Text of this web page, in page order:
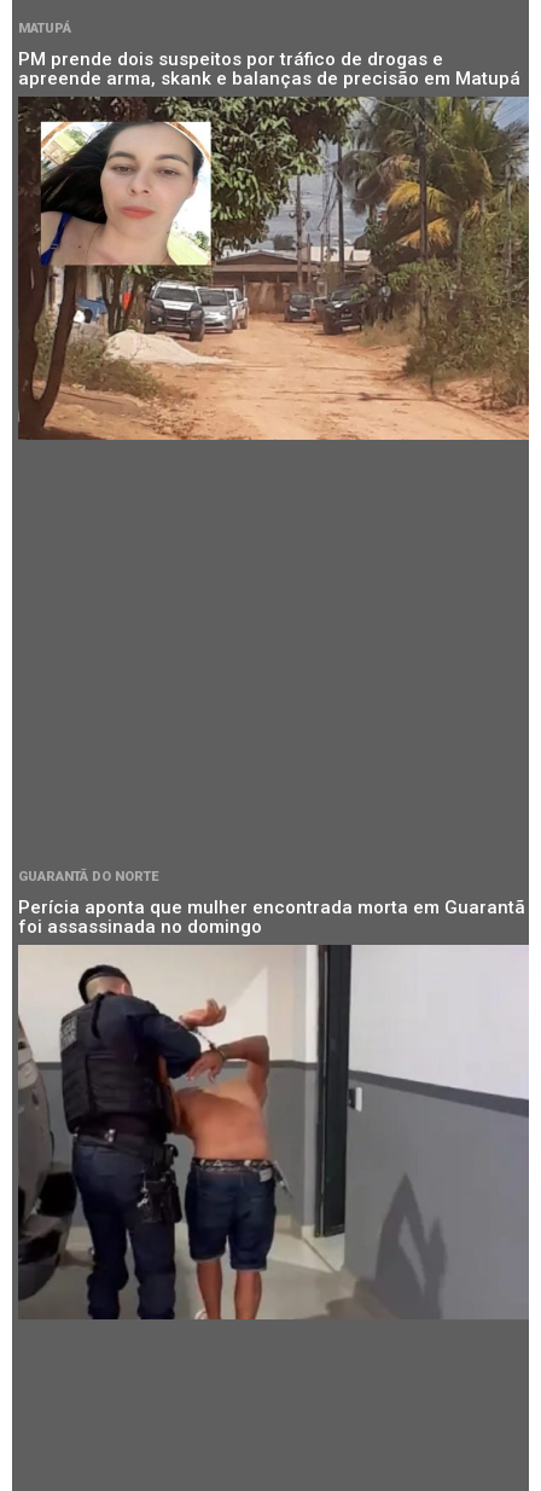
MATUPÁ
PM prende dois suspeitos por tráfico de drogas e
apreende arma, skank e balanças de precisão em Matupá
GUARANTÃ DO NORTE
Perícia aponta que mulher encontrada morta em Guarantã
foi assassinada no domingo